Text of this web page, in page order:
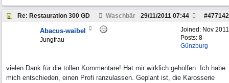
Re: Restauration 300 GD Waschbär #477142
29/11/2011 07:44
Joined: Nov 2011
Posts: 8
Günzburg
Abacus-waibel
Jungfrau
vielen Dank für die tollen Kommentare! Hat mir wirklich geholfen. Ich habe
mich entschieden, einen Profi ranzulassen. Geplant ist, die Karosserie